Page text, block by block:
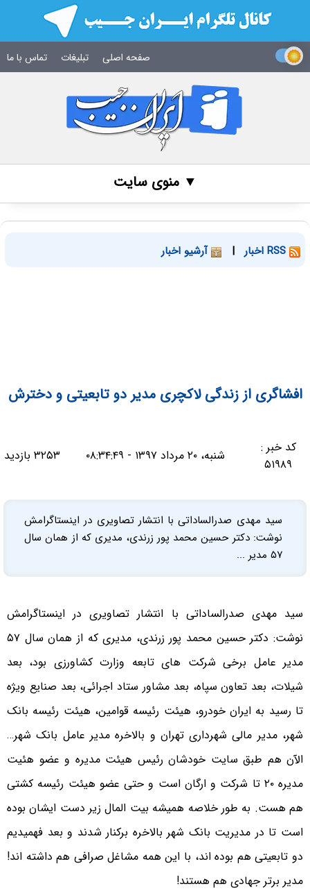
صفحه اصلی تبلیغات تماس با ما
▼ منوی سایت
| آرشیو اخبار
افشاگری از زندگی لاکچری مدیر دو تابعیتی و دخترش
کد خبر :
۵۱۹۸۹
شنبه، ۲۰ مرداد ۱۳۹۷ - ۰۸:۳۴:۴۹ ۳۲۵۳ بازدید
سید مهدی صدرالساداتی با انتشار تصاویری در اینستاگرامش
نوشت: دکتر حسین محمد پور زرندی، مدیری که از همان سال
۵۷ مدیر ...
سید مهدی صدرالساداتی با انتشار تصاویری در اینستاگرامش
نوشت: دکتر حسین محمد پور زرندی، مدیری که از همان سال ۵۷
مدیر عامل برخی شرکت های تابعه وزارت کشاورزی بود، بعد
شیلات، بعد تعاون سپاه، بعد مشاور ستاد اجرائی، بعد صنایع ویژه
تا رسید به ایران خودرو، هیئت رئیسه قوامین، هیئت رئیسه بانک
شهر، مدیر مالی شهرداری تهران و بالاخره مدیر عامل بانک شهر…
الآن هم طبق سایت خودشان رئیس هیئت مدیره و عضو هئیت
مدیره ۲۰ تا شرکت و ارگان است و حتی عضو هیئت رئیسه کشتی
هم هست. به طور خلاصه همیشه بیت المال زیر دست ایشان بوده
است تا در مدیریت بانک شهر بالاخره برکنار شدند و بعد فهمیدیم
دو تابعیتی هم بوده اند، با این همه مشاغل صرافی هم داشته اند!
مدیر برتر جهادی هم هستند!